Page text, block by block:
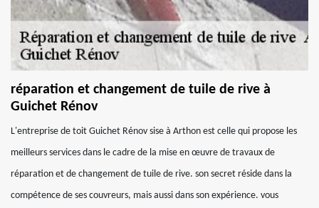
réparation et changement de tuile de rive à
Guichet Rénov
L'entreprise de toit Guichet Rénov sise à Arthon est celle qui propose les
meilleurs services dans le cadre de la mise en œuvre de travaux de
réparation et de changement de tuile de rive. son secret réside dans la
compétence de ses couvreurs, mais aussi dans son expérience. vous